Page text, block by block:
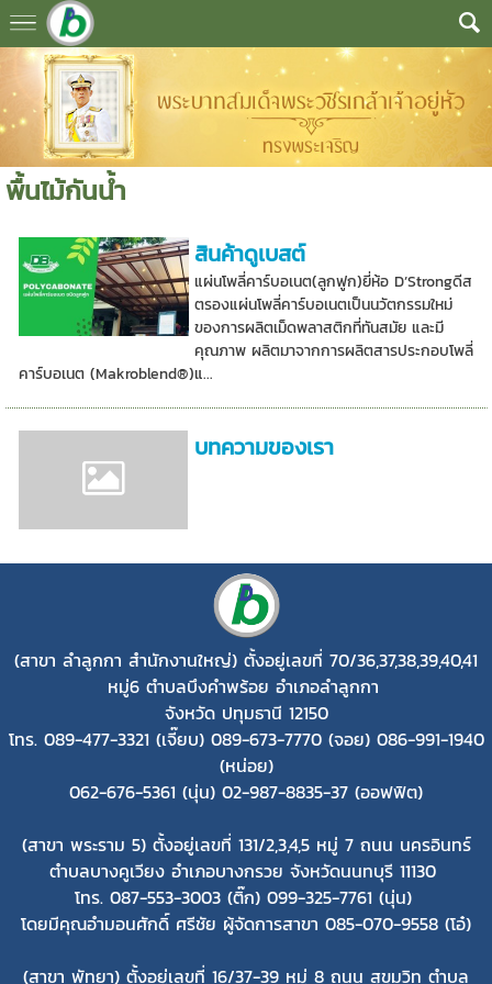
พื้นไม้กันน้ำ
สินค้าดูเบสต์
แผ่นโพลี่คาร์บอเนต(ลูกฟูก)ยี่ห้อ D’Strongดีส
ตรองแผ่นโพลี่คาร์บอเนตเป็นนวัตกรรมใหม่
ของการผลิตเม็ดพลาสติกที่ทันสมัย และมี
คุณภาพ ผลิตมาจากการผลิตสารประกอบโพลี่
คาร์บอเนต (Makroblend®)แ...
บทความของเรา
(สาขา ลำลูกกา สำนักงานใหญ่) ตั้งอยู่เลขที่ 70/36,37,38,39,40,41
หมู่6 ตำบลบึงคำพร้อย อำเภอลำลูกกา
จังหวัด ปทุมธานี 12150
โทร. 089-477-3321 (เจี๊ยบ) 089-673-7770 (จอย) 086-991-1940
(หน่อย)
062-676-5361 (นุ่น) 02-987-8835-37 (ออฟฟิต)
(สาขา พระราม 5) ตั้งอยู่เลขที่ 131/2,3,4,5 หมู่ 7 ถนน นครอินทร์
ตำบลบางคูเวียง อำเภอบางกรวย จังหวัดนนทบุรี 11130
โทร. 087-553-3003 (ติ๊ก) 099-325-7761 (นุ่น)
โดยมีคุณอำมอนศักดิ์ ศรีชัย ผู้จัดการสาขา 085-070-9558 (โอ๋)
(สาขา พัทยา) ตั้งอยู่เลขที่ 16/37-39 หมู่ 8 ถนน สุขุมวิท ตำบล